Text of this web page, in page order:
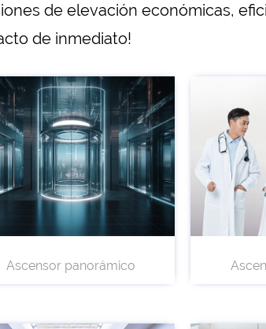
de elevación económicas,
de inmediato!
Ascensor panorámico